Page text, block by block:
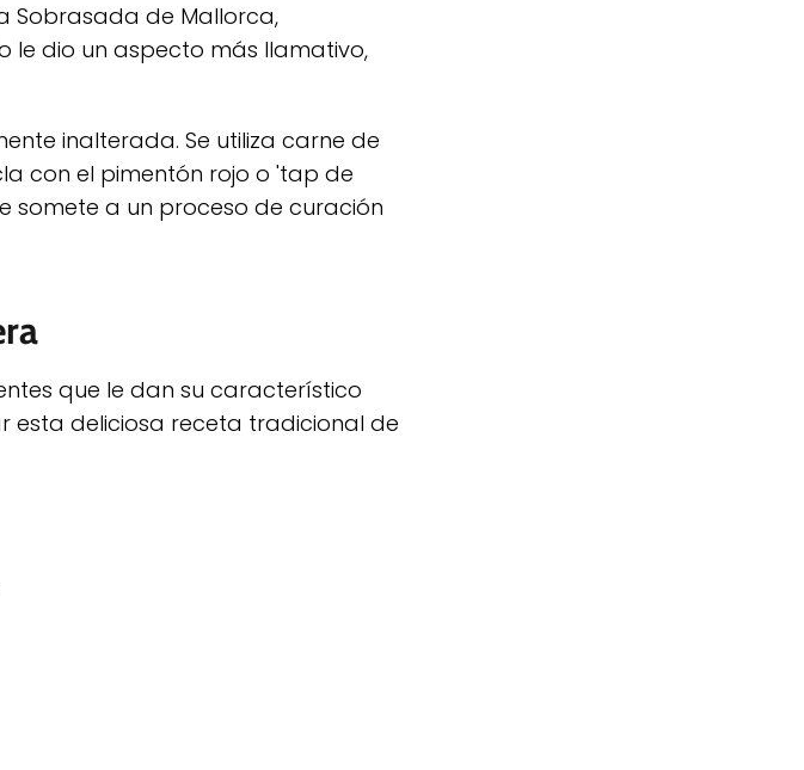
Sobrasada de Mallorca,
le dio un aspecto más llamativo,
inalterada. Se utiliza carne de
con el pimentón rojo o 'tap de
somete a un proceso de curación
que le dan su característico
esta deliciosa receta tradicional de